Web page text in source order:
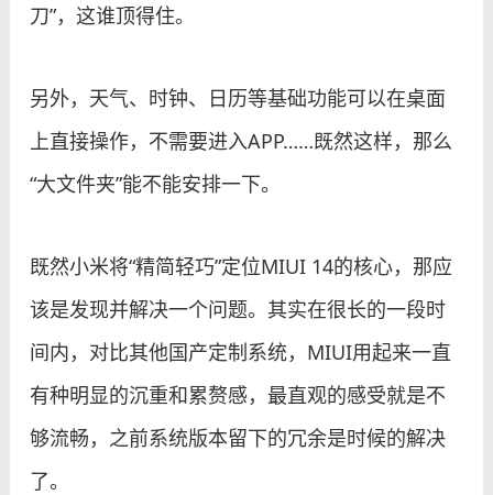
刀”，这谁顶得住。
另外，天气、时钟、日历等基础功能可以在桌面
上直接操作，不需要进入APP……既然这样，那么
“大文件夹”能不能安排一下。
既然小米将“精简轻巧”定位MIUI 14的核心，那应
该是发现并解决一个问题。其实在很长的一段时
间内，对比其他国产定制系统，MIUI用起来一直
有种明显的沉重和累赘感，最直观的感受就是不
够流畅，之前系统版本留下的冗余是时候的解决
了。